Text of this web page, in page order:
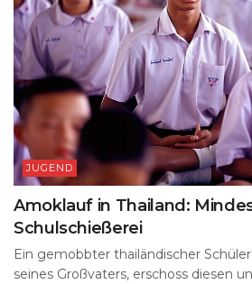
JUGEND
Amoklauf in Thailand:
Schulschießerei
Ein gemobbter thailändischer
seines Großvaters, erschoss diesen